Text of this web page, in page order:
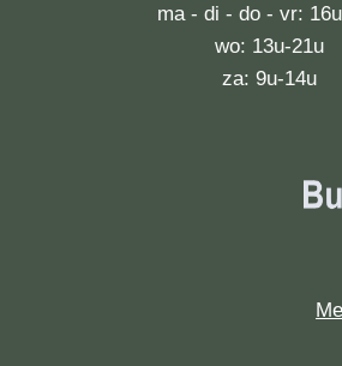
ma - di - do - vr:
wo: 13u-21u
za: 9u-14u